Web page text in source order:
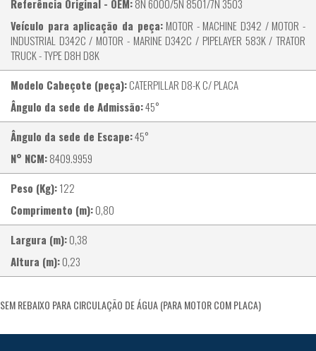
Referência Original - OEM:8N 6000/5N 8501/7N 3503
Veículo para aplicação da peça: MOTOR - MACHINE D342 / MOTOR -
INDUSTRIAL D342C / MOTOR - MARINE D342C / PIPELAYER 583K / TRATOR
TRUCK - TYPE D8H D8K
Modelo Cabeçote (peça):CATERPILLAR D8-K C/ PLACA
Ângulo da sede de Admissão:45°
Ângulo da sede de Escape:45°
N° NCM:8409.9959
Peso (Kg):122
Comprimento (m):0,80
Largura (m):0,38
Altura (m):0,23
SEM REBAIXO PARA CIRCULAÇÃO DE ÁGUA (PARA MOTOR COM PLACA)